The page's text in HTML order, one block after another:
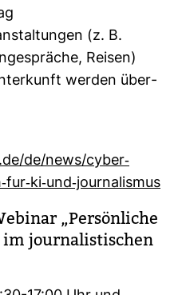
(z. B.
Reisen)
werden über­
de/news/cyber-​
​ki-​und-​jour­na­lismus
„Per­sön­liche
jour­na­lis­ti­schen